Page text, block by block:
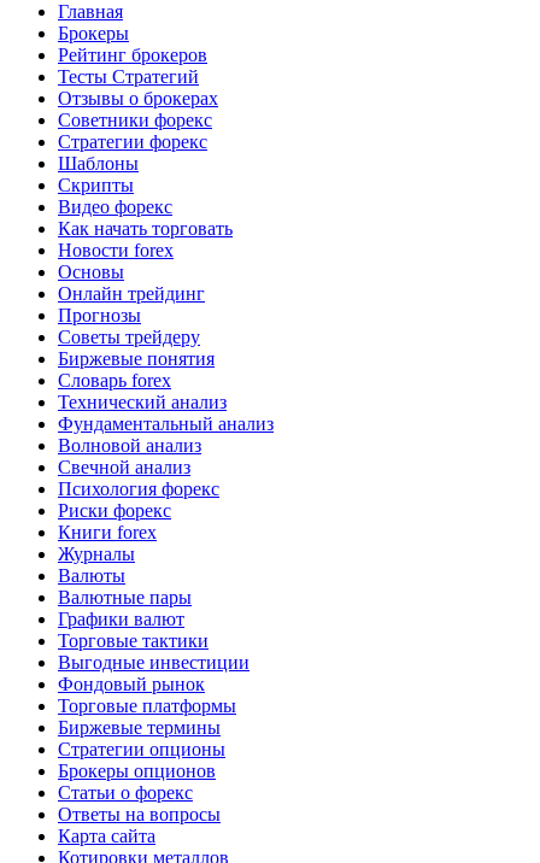
Главная
Брокеры
Рейтинг брокеров
Тесты Стратегий
Отзывы о брокерах
Советники форекс
Стратегии форекс
Шаблоны
Скрипты
Видео форекс
Как начать торговать
Новости forex
Основы
Онлайн трейдинг
Прогнозы
Советы трейдеру
Биржевые понятия
Словарь forex
Технический анализ
Фундаментальный анализ
Волновой анализ
Свечной анализ
Психология форекс
Риски форекс
Книги forex
Журналы
Валюты
Валютные пары
Графики валют
Торговые тактики
Выгодные инвестиции
Фондовый рынок
Торговые платформы
Биржевые термины
Стратегии опционы
Брокеры опционов
Статьи о форекс
Ответы на вопросы
Карта сайта
Котировки металлов